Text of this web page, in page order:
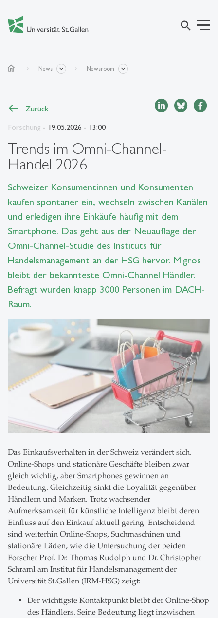
search
home News Newsroom
Zurück
Forschung - 19.05.2026 - 13:00
Trends im Omni-Channel-
Handel 2026
Schweizer Konsumentinnen und Konsumenten
kaufen spontaner ein, wechseln zwischen Kanälen
und erledigen ihre Einkäufe häufig mit dem
Smartphone. Das geht aus der Neuauflage der
Omni-Channel-Studie des Instituts für
Handelsmanagement an der HSG hervor. Migros
bleibt der bekannteste Omni-Channel Händler.
Befragt wurden knapp 3000 Personen im DACH-
Raum.
Das Einkaufsverhalten in der Schweiz verändert sich.
Online-Shops und stationäre Geschäfte bleiben zwar
gleich wichtig, aber Smartphones gewinnen an
Bedeutung. Gleichzeitig sinkt die Loyalität gegenüber
Händlern und Marken. Trotz wachsender
Aufmerksamkeit für künstliche Intelligenz bleibt deren
Einfluss auf den Einkauf aktuell gering. Entscheidend
sind weiterhin Online-Shops, Suchmaschinen und
stationäre Läden, wie die Untersuchung der beiden
Forscher Prof. Dr. Thomas Rudolph und Dr. Christopher
Schraml am Institut für Handelsmanagement der
Universität St.Gallen (IRM-HSG) zeigt:
Der wichtigste Kontaktpunkt bleibt der Online-Shop
des Händlers. Seine Bedeutung liegt inzwischen